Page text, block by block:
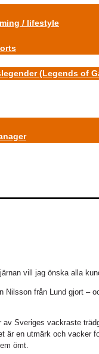
/ lifestyle
(Legends of
vill jag önska alla
Nilsson från Lund gjort –
Sveriges vackraste
är en utmärk och vacker
ömt.